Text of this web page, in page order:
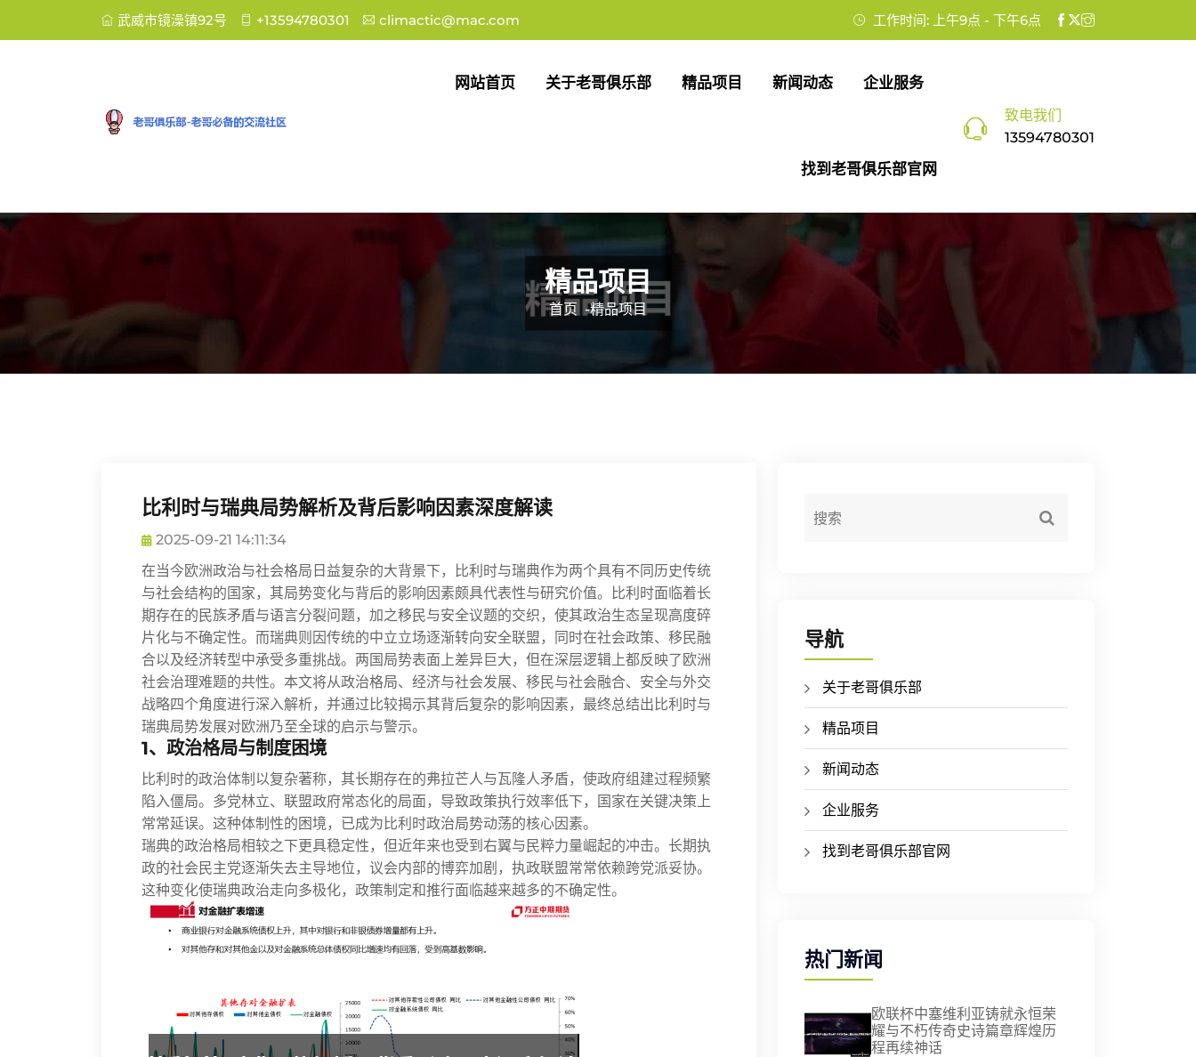
武威市镜澡镇92号 +13594780301 climactic@mac.com 工作时间: 上午9点 - 下午6点
网站首页 关于老哥俱乐部 精品项目 新闻动态 企业服务
找到老哥俱乐部官网
致电我们
13594780301
精品项目
首页 -精品项目
比利时与瑞典局势解析及背后影响因素深度解读
2025-09-21 14:11:34
在当今欧洲政治与社会格局日益复杂的大背景下，比利时与瑞典作为两个具有不同历史传统
与社会结构的国家，其局势变化与背后的影响因素颇具代表性与研究价值。比利时面临着长
期存在的民族矛盾与语言分裂问题，加之移民与安全议题的交织，使其政治生态呈现高度碎
片化与不确定性。而瑞典则因传统的中立立场逐渐转向安全联盟，同时在社会政策、移民融
合以及经济转型中承受多重挑战。两国局势表面上差异巨大，但在深层逻辑上都反映了欧洲
社会治理难题的共性。本文将从政治格局、经济与社会发展、移民与社会融合、安全与外交
战略四个角度进行深入解析，并通过比较揭示其背后复杂的影响因素，最终总结出比利时与
瑞典局势发展对欧洲乃至全球的启示与警示。
1、政治格局与制度困境
比利时的政治体制以复杂著称，其长期存在的弗拉芒人与瓦隆人矛盾，使政府组建过程频繁
陷入僵局。多党林立、联盟政府常态化的局面，导致政策执行效率低下，国家在关键决策上
常常延误。这种体制性的困境，已成为比利时政治局势动荡的核心因素。
瑞典的政治格局相较之下更具稳定性，但近年来也受到右翼与民粹力量崛起的冲击。长期执
政的社会民主党逐渐失去主导地位，议会内部的博弈加剧，执政联盟常常依赖跨党派妥协。
这种变化使瑞典政治走向多极化，政策制定和推行面临越来越多的不确定性。
导航
关于老哥俱乐部
精品项目
新闻动态
企业服务
找到老哥俱乐部官网
热门新闻
欧联杯中塞维利亚铸就永恒荣
耀与不朽传奇史诗篇章辉煌历
程再续神话